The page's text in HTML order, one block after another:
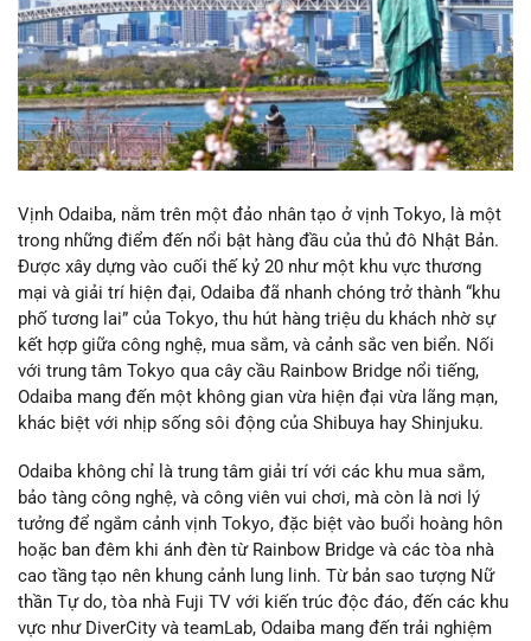
Vịnh Odaiba, nằm trên một đảo nhân tạo ở vịnh Tokyo, là một
trong những điểm đến nổi bật hàng đầu của thủ đô Nhật Bản.
Được xây dựng vào cuối thế kỷ 20 như một khu vực thương
mại và giải trí hiện đại, Odaiba đã nhanh chóng trở thành “khu
phố tương lai” của Tokyo, thu hút hàng triệu du khách nhờ sự
kết hợp giữa công nghệ, mua sắm, và cảnh sắc ven biển. Nối
với trung tâm Tokyo qua cây cầu Rainbow Bridge nổi tiếng,
Odaiba mang đến một không gian vừa hiện đại vừa lãng mạn,
khác biệt với nhịp sống sôi động của Shibuya hay Shinjuku.
Odaiba không chỉ là trung tâm giải trí với các khu mua sắm,
bảo tàng công nghệ, và công viên vui chơi, mà còn là nơi lý
tưởng để ngắm cảnh vịnh Tokyo, đặc biệt vào buổi hoàng hôn
hoặc ban đêm khi ánh đèn từ Rainbow Bridge và các tòa nhà
cao tầng tạo nên khung cảnh lung linh. Từ bản sao tượng Nữ
thần Tự do, tòa nhà Fuji TV với kiến trúc độc đáo, đến các khu
vực như DiverCity và teamLab, Odaiba mang đến trải nghiệm